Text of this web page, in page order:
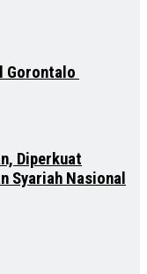
Gorontalo
Diperkuat
Syariah Nasional